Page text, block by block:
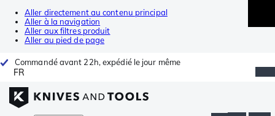
Aller directement au contenu principal
Aller à la navigation
Aller aux filtres produit
Aller au pied de page
Commandé avant 22h, expédié le jour même
FR